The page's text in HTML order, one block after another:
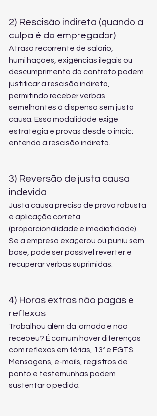
2) Rescisão indireta (quando a
culpa é do empregador)
Atraso recorrente de salário,
humilhações, exigências ilegais ou
descumprimento do contrato podem
justificar a rescisão indireta,
permitindo receber verbas
semelhantes à dispensa sem justa
causa. Essa modalidade exige
estratégia e provas desde o início:
entenda a rescisão indireta
3) Reversão de justa causa
indevida
Justa causa precisa de prova robusta
e aplicação correta
(proporcionalidade e imediatidade).
Se a empresa exagerou ou puniu sem
base, pode ser possível reverter e
recuperar verbas suprimidas.
4) Horas extras não pagas e
reflexos
Trabalhou além da jornada e não
recebeu? É comum haver diferenças
com reflexos em férias, 13º e FGTS.
Mensagens, e-mails, registros de
ponto e testemunhas podem
sustentar o pedido.